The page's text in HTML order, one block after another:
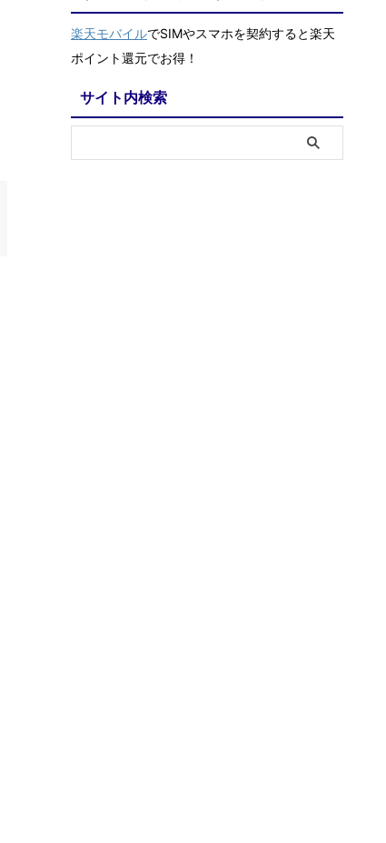
楽天モバイルでSIMやスマホを契約すると楽天
ポイント還元でお得！
サイト内検索